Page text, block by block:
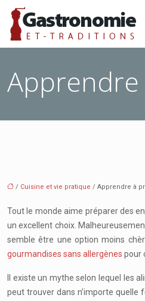
Apprendre
/ Cuisine et vie pratique / Apprendre à
Tout le monde aime préparer des
un excellent choix.
semble être une option moins
gourmandises sans allergènes pour
Il existe un mythe selon lequel les
peut trouver dans n’importe quelle